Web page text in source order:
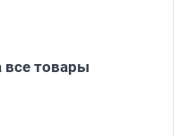
все товары